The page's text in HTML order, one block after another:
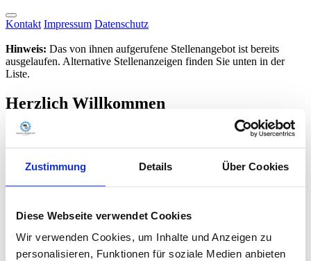
Zustimmung Details Über Cookies
Diese Webseite verwendet Cookies
Wir verwenden Cookies, um Inhalte und Anzeigen zu
personalisieren, Funktionen für soziale Medien anbieten
Kontakt Impressum Datenschutz
Hinweis: Das von ihnen aufgerufene Stellenangebot ist bereits
ausgelaufen. Alternative Stellenanzeigen finden Sie unten in der
Liste.
Herzlich Willkommen
Nutzen Sie die Chance und bewerben Sie sich online bei uns.
Stellenarten
oder im Umkreis von